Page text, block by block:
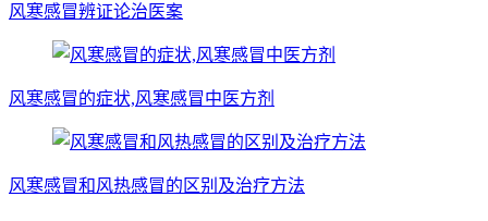
风寒感冒辨证论治医案
风寒感冒的症状,风寒感冒中医方剂
风寒感冒和风热感冒的区别及治疗方法